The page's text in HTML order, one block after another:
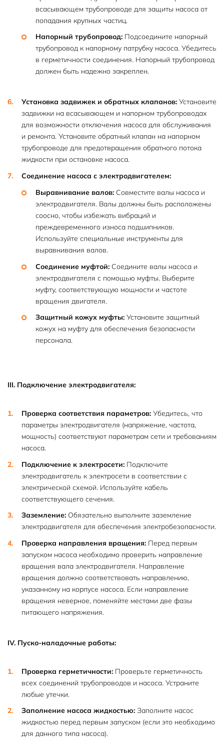
всасывающем трубопроводе для защиты насоса от
попадания крупных частиц.
Напорный трубопровод: Подсоедините напорный
трубопровод к напорному патрубку насоса. Убедитесь
в герметичности соединения. Напорный трубопровод
должен быть надежно закреплен.
Установка задвижек и обратных клапанов: Установите
задвижки на всасывающем и напорном трубопроводах
для возможности отключения насоса для обслуживания
и ремонта. Установите обратный клапан на напорном
трубопроводе для предотвращения обратного потока
жидкости при остановке насоса.
Соединение насоса с электродвигателем:
Выравнивание валов: Совместите валы насоса и
электродвигателя. Валы должны быть расположены
соосно, чтобы избежать вибраций и
преждевременного износа подшипников.
Используйте специальные инструменты для
выравнивания валов.
Соединение муфтой: Соедините валы насоса и
электродвигателя с помощью муфты. Выберите
муфту, соответствующую мощности и частоте
вращения двигателя.
Защитный кожух муфты: Установите защитный
кожух на муфту для обеспечения безопасности
персонала.
III. Подключение электродвигателя:
Проверка соответствия параметров: Убедитесь, что
параметры электродвигателя (напряжение, частота,
мощность) соответствуют параметрам сети и требованиям
насоса.
Подключение к электросети: Подключите
электродвигатель к электросети в соответствии с
электрической схемой. Используйте кабель
соответствующего сечения.
Заземление: Обязательно выполните заземление
электродвигателя для обеспечения электробезопасности.
Проверка направления вращения: Перед первым
запуском насоса необходимо проверить направление
вращения вала электродвигателя. Направление
вращения должно соответствовать направлению,
указанному на корпусе насоса. Если направление
вращения неверное, поменяйте местами две фазы
питающего напряжения.
IV. Пуско-наладочные работы:
Проверка герметичности: Проверьте герметичность
всех соединений трубопроводов и насоса. Устраните
любые утечки.
Заполнение насоса жидкостью: Заполните насос
жидкостью перед первым запуском (если это необходимо
для данного типа насоса).